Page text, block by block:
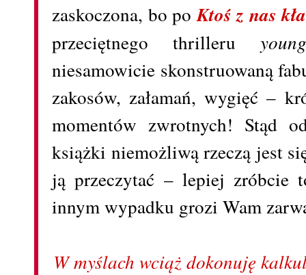
zaskoczona, bo poKtoś z nas
przeciętnego thrilleru
niesamowicie skonstruowaną
zakosów, załamań, wygięć –
momentów zwrotnych! Stąd
książki niemożliwą rzeczą jest
ją przeczytać – lepiej zróbcie
innym wypadku grozi Wam
W myślach wciąż dokonuję